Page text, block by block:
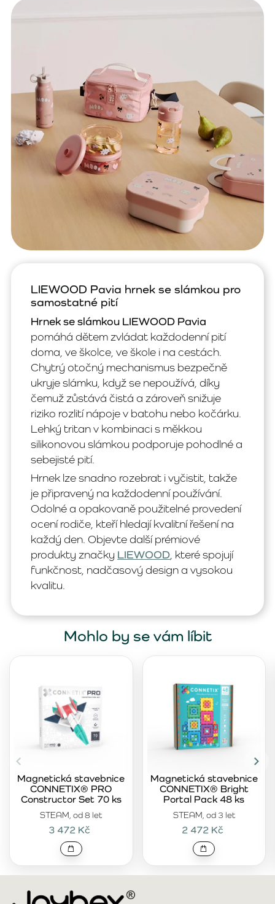
LIEWOOD Pavia hrnek se slámkou pro
samostatné pití
Hrnek se slámkou LIEWOOD Pavia
pomáhá dětem zvládat každodenní pití
doma, ve školce, ve škole i na cestách.
Chytrý otočný mechanismus bezpečně
ukryje slámku, když se nepoužívá, díky
čemuž zůstává čistá a zároveň snižuje
riziko rozlití nápoje v batohu nebo kočárku.
Lehký tritan v kombinaci s měkkou
silikonovou slámkou podporuje pohodlné a
sebejisté pití.
Hrnek lze snadno rozebrat i vyčistit, takže
je připravený na každodenní používání.
Odolné a opakovaně použitelné provedení
ocení rodiče, kteří hledají kvalitní řešení na
každý den. Objevte další prémiové
produkty značky LIEWOOD , které spojují
funkčnost, nadčasový design a vysokou
kvalitu.
Mohlo by se vám líbit
STEAM, od 8 let
Magnetická stavebnice
CONNETIX® PRO
Constructor Set 70 ks
3 472 Kč
STEAM, od 3 let
Magnetická stavebnice
CONNETIX® Bright
Portal Pack 48 ks
2 472 Kč